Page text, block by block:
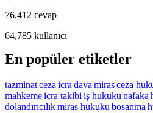
76,412 cevap
64,785 kullanıcı
En popüler etiketler
tazminatceza icra dava mirasceza
mahkemeicra takibi iş hukuku nafaka
dolandırıcılıkmiras hukuku bosanma